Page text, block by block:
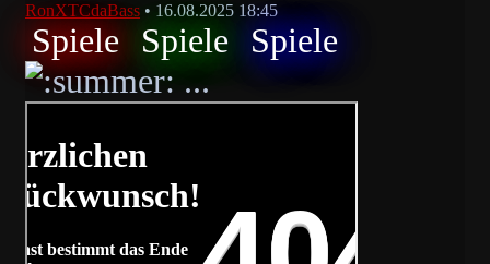
RonXTCdaBass • 16.08.2025 18:45
Spiele Spiele
Spiele
...